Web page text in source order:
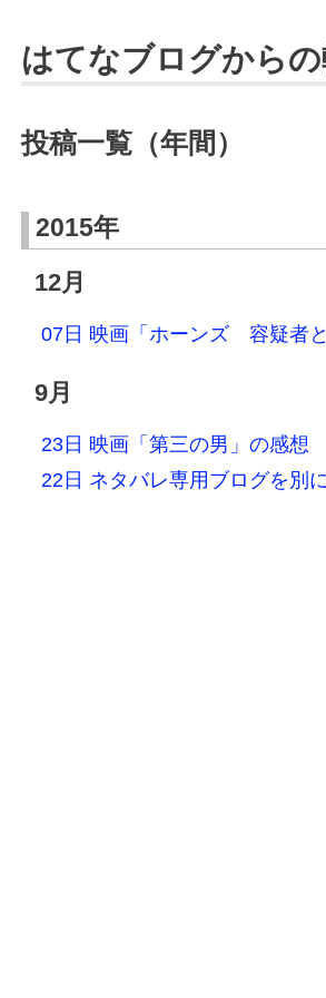
はてなブログから
投稿一覧（年間）
2015年
12月
07日 映画「ホーンズ 容疑者と
9月
23日 映画「第三の男」の感想
22日 ネタバレ専用ブログを別